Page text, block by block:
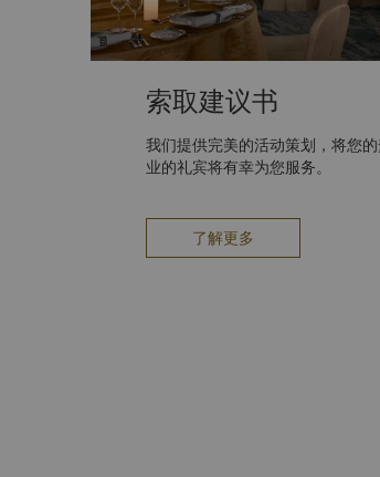
索取建议书
我们提供完美的活动策划，将您
业的礼宾将有幸为您服务。
了解更多